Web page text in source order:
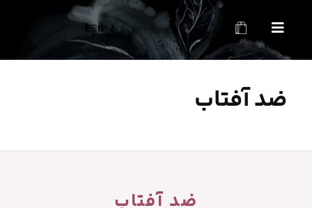
محصولات بهداشتی و زیبایی EINمحصولات بهداشتی و زیبایی EIN
ضد آفتاب
ضد آفتاب